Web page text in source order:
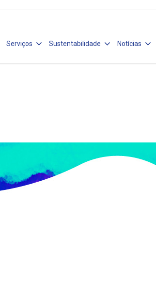
Serviços Sustentabilidade Notícias